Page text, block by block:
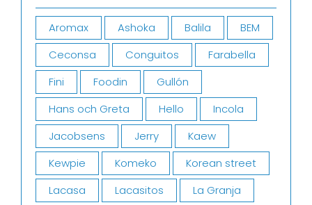
Aromax Ashoka Balila
BEM
Ceconsa
Conguitos
Farabella
Fini
Foodin
Gullón
Hans och Greta
Hello
Incola
Jacobsens
Jerry
Kaew
Kewpie
Komeko
Korean street
Lacasa
Lacasitos
La Granja